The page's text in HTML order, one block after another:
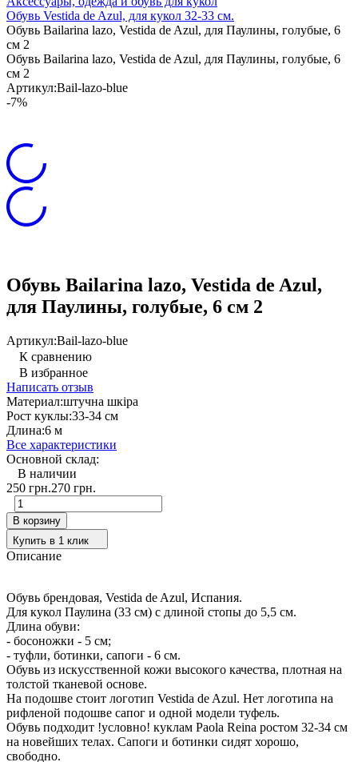
Обувь Vestida de Azul, для кукол 32-33 см.
Обувь Bailarina lazo, Vestida de Azul, для Паулины, голубые, 6
см 2
Обувь Bailarina lazo, Vestida de Azul, для Паулины, голубые, 6
см 2
Артикул:Bail-lazo-blue
-7%
Обувь Bailarina lazo, Vestida de Azul,
для Паулины, голубые, 6 см 2
Артикул:Bail-lazo-blue
К сравнению
В избранное
Написать отзыв
Материал:штучна шкіра
Рост куклы:33-34 см
Длина:6 м
Все характеристики
Основной склад:
В наличии
250 грн.270 грн.
В корзину
Купить в 1 клик
Описание
Обувь брендовая, Vestida de Azul, Испания.
Для кукол Паулина (33 см) с длиной стопы до 5,5 см.
Длина обуви:
- босоножки - 5 см;
- туфли, ботинки, сапоги - 6 см.
Обувь из искусственной кожи высокого качества, плотная на
толстой тканевой основе.
На подошве стоит логотип Vestida de Azul. Нет логотипа на
рифленой подошве сапог и одной модели туфель.
Обувь подходит !условно! куклам Paola Reina ростом 32-34 см
на новейших телах. Сапоги и ботинки сидят хорошо,
свободно.